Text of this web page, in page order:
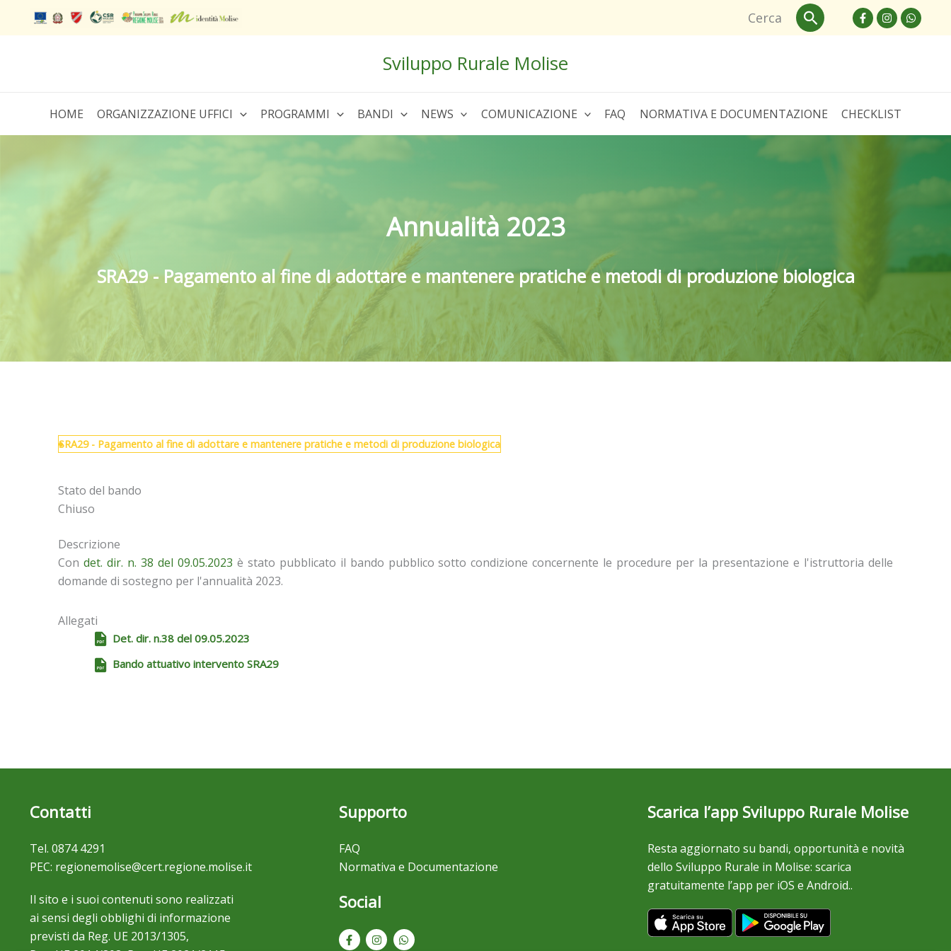
Cerca
Sviluppo Rurale Molise
HOME ORGANIZZAZIONE UFFICI PROGRAMMI BANDI NEWS COMUNICAZIONE FAQ NORMATIVA E DOCUMENTAZIONE CHECKLIST
Annualità 2023
SRA29 - Pagamento al fine di adottare e mantenere pratiche e metodi di produzione biologica
SRA29 - Pagamento al fine di adottare e mantenere pratiche e metodi di produzione biologica
Stato del bando
Chiuso
Descrizione
Con det. dir. n. 38 del 09.05.2023 è stato pubblicato il bando pubblico sotto condizione concernente le procedure per la presentazione e l'istruttoria delle
domande di sostegno per l'annualità 2023.
Allegati
Det. dir. n.38 del 09.05.2023
Bando attuativo intervento SRA29
Contatti
Tel. 0874 4291
PEC: regionemolise@cert.regione.molise.it
Il sito e i suoi contenuti sono realizzati
ai sensi degli obblighi di informazione
previsti da Reg. UE 2013/1305,
Supporto
FAQ
Normativa e Documentazione
Social
Scarica l’app Sviluppo Rurale Molise
Resta aggiornato su bandi, opportunità e novità
dello Sviluppo Rurale in Molise: scarica
gratuitamente l’app per iOS e Android..